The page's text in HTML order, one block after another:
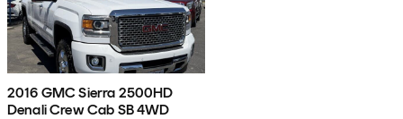
2016 GMC Sierra 2500HD
Denali Crew Cab SB 4WD